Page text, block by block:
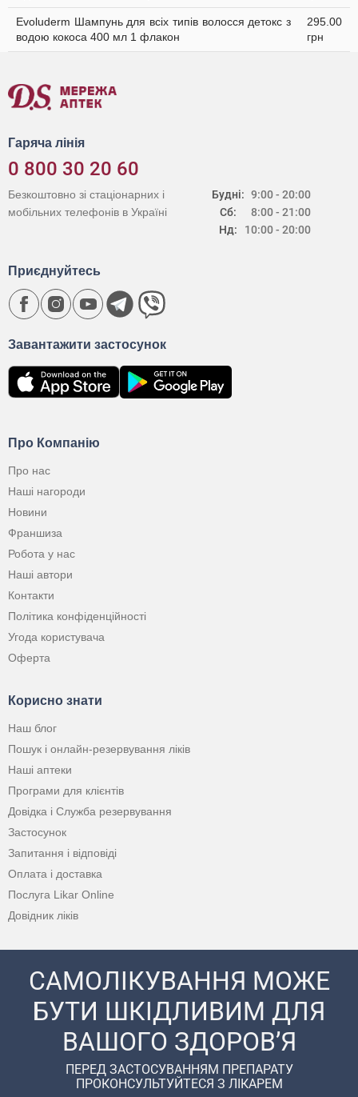
Evoluderm Шампунь для всіх типів волосся детокс з
водою кокоса 400 мл 1 флакон
295.00
грн
Гаряча лінія
0 800 30 20 60
Будні:
Сб:
Нд:
9:00 - 20:00
8:00 - 21:00
10:00 - 20:00
Безкоштовно зі стаціонарних і
мобільних телефонів в Україні
Про Компанію
Про нас
Наші нагороди
Новини
Франшиза
Робота у нас
Наші автори
Контакти
Політика конфіденційності
Угода користувача
Оферта
Корисно знати
Наш блог
Пошук і онлайн-резервування ліків
Наші аптеки
Програми для клієнтів
Довідка і Служба резервування
Застосунок
Запитання і відповіді
Оплата і доставка
Послуга Likar Online
Довідник ліків
Завантажити застосунок
Приєднуйтесь
САМОЛІКУВАННЯ МОЖЕ
БУТИ ШКІДЛИВИМ ДЛЯ
ВАШОГО ЗДОРОВ’Я
ПЕРЕД ЗАСТОСУВАННЯМ ПРЕПАРАТУ
ПРОКОНСУЛЬТУЙТЕСЯ З ЛІКАРЕМ